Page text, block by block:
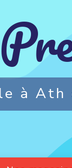
e à Ath